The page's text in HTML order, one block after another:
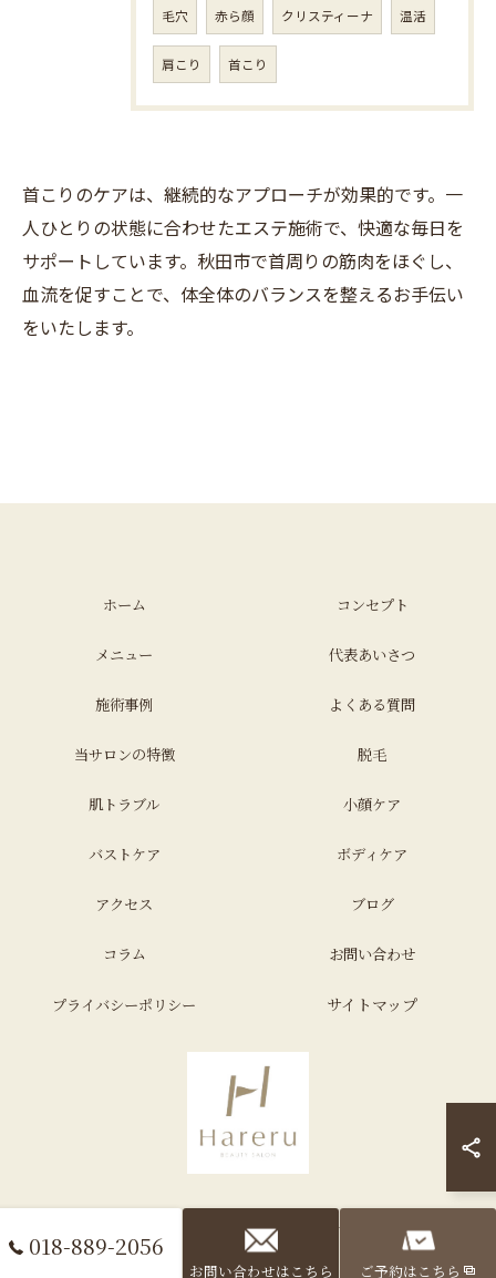
毛穴 赤ら顔 クリスティーナ 温活
肩こり 首こり
首こりのケアは、継続的なアプローチが効果的です。一
人ひとりの状態に合わせたエステ施術で、快適な毎日を
サポートしています。秋田市で首周りの筋肉をほぐし、
血流を促すことで、体全体のバランスを整えるお手伝い
をいたします。
018-889-2056
お問い合わせはこちら ご予約はこちら
ホーム コンセプト
メニュー 代表あいさつ
施術事例 よくある質問
当サロンの特徴 脱毛
肌トラブル 小顔ケア
バストケア ボディケア
アクセス ブログ
コラム お問い合わせ
プライバシーポリシー サイトマップ
© 2026 秋田県秋田市のエステならHareru total beauty salon ALL RIGHTS
RESERVED.